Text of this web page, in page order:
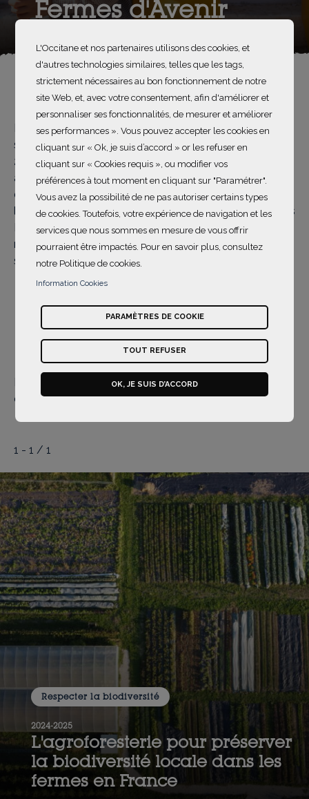
Fermes d'Avenir
Fermes d’Avenir est une association du Groupe SOS qui
soutient le développement de l’agroécologie depuis
2013. Sa mission est de rendre les modèles
agroécologiques viables et désirables afin qu’ils se
diffusent partout en France. Sa vision est illustrée par
la Fleur de l’Agroécologie : une agriculture qui nourrit les
Français et qui rémunère les agriculteurs dans le
respect des limites planétaires. Ses programmes
s'organisent autour de 5 pôles:
la sensibilisation
la formation
l'accompagnement
le financement
Pour plus d'informations sur Fermes d'Avenir,
cliquezici.
1 - 1 / 1
Respecter la biodiversité
2024-2025
L'agroforesterie pour préserver
la biodiversité locale dans les
fermes en France
L'Occitane et nos partenaires utilisons des cookies, et
d'autres technologies similaires, telles que les tags,
strictement nécessaires au bon fonctionnement de notre
site Web, et, avec votre consentement, afin d'améliorer et
personnaliser ses fonctionnalités, de mesurer et améliorer
ses performances ». Vous pouvez accepter les cookies en
cliquant sur « Ok, je suis d’accord » or les refuser en
cliquant sur « Cookies requis », ou modifier vos
préférences à tout moment en cliquant sur "Paramétrer".
Vous avez la possibilité de ne pas autoriser certains types
de cookies. Toutefois, votre expérience de navigation et les
services que nous sommes en mesure de vous offrir
pourraient être impactés. Pour en savoir plus, consultez
notre Politique de cookies.
Information Cookies
PARAMÈTRES DE COOKIE
TOUT REFUSER
OK, JE SUIS D’ACCORD